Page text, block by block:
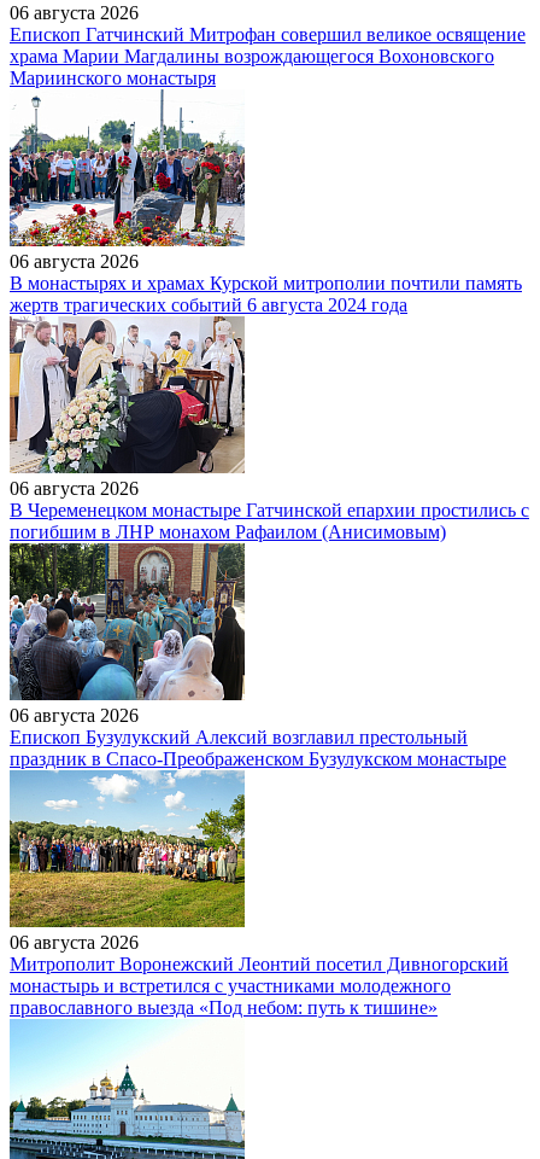
06 августа 2026
Епископ Гатчинский Митрофан совершил великое освящение
храма Марии Магдалины возрождающегося Вохоновского
Мариинского монастыря
06 августа 2026
В монастырях и храмах Курской митрополии почтили память
жертв трагических событий 6 августа 2024 года
06 августа 2026
В Череменецком монастыре Гатчинской епархии простились с
погибшим в ЛНР монахом Рафаилом (Анисимовым)
06 августа 2026
Епископ Бузулукский Алексий возглавил престольный
праздник в Спасо-Преображенском Бузулукском монастыре
06 августа 2026
Митрополит Воронежский Леонтий посетил Дивногорский
монастырь и встретился с участниками молодежного
православного выезда «Под небом: путь к тишине»